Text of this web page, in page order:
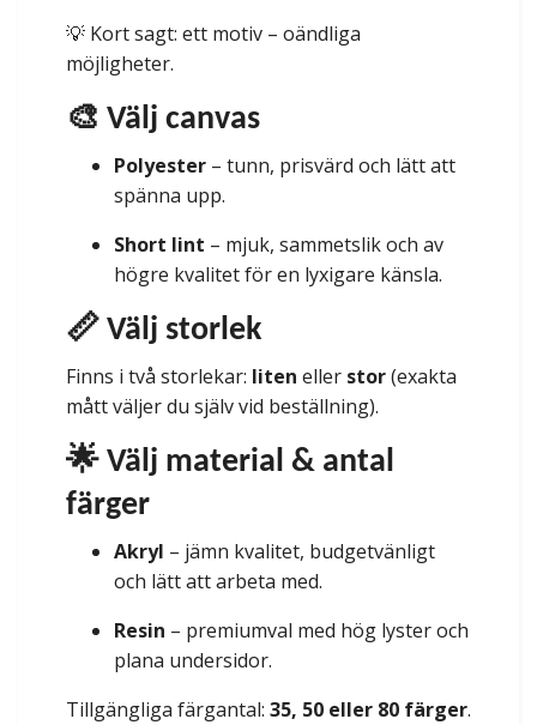
💡 Kort sagt: ett motiv – oändliga
möjligheter.
🎨 Välj canvas
Polyester – tunn, prisvärd och lätt att
spänna upp.
Short lint – mjuk, sammetslik och av
högre kvalitet för en lyxigare känsla.
📏 Välj storlek
Finns i två storlekar: liten eller stor(exakta
mått väljer du själv vid beställning).
🌟 Välj material & antal
färger
Akryl – jämn kvalitet, budgetvänligt
och lätt att arbeta med.
Resin – premiumval med hög lyster och
plana undersidor.
Tillgängliga färgantal: 35, 50 eller 80 färger.